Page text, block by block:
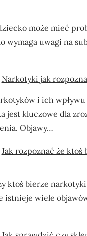
może mieć
wymaga uwagi na
Narkotyki jak
i ich wpływu
jest kluczowe dla
Objawy…
Jak rozpoznać że ktoś
ktoś bierze
istnieje wiele